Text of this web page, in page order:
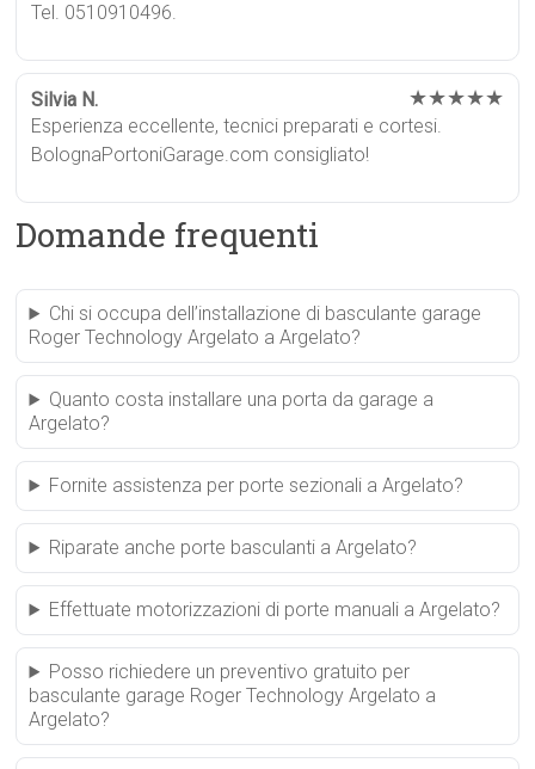
Tel. 0510910496.
Silvia N. ★★★★★
Esperienza eccellente, tecnici preparati e cortesi.
BolognaPortoniGarage.com consigliato!
Domande frequenti
Chi si occupa dell’installazione di basculante garage
Roger Technology Argelato a Argelato?
Quanto costa installare una porta da garage a
Argelato?
Fornite assistenza per porte sezionali a Argelato?
Riparate anche porte basculanti a Argelato?
Effettuate motorizzazioni di porte manuali a Argelato?
Posso richiedere un preventivo gratuito per
basculante garage Roger Technology Argelato a
Argelato?